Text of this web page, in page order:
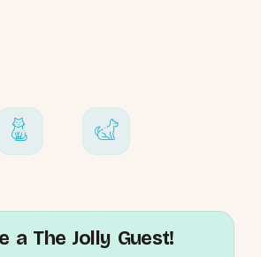
a The Jolly Guest!